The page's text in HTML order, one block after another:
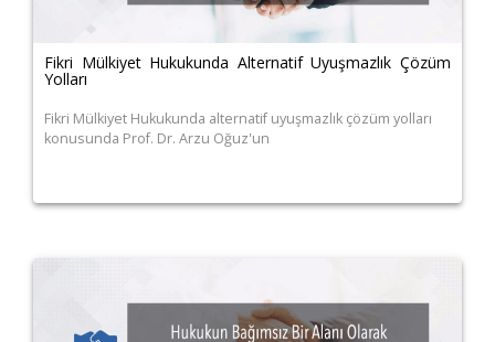
Fikri Mülkiyet Hukukunda Alternatif Uyuşmazlık Çözüm
Yolları
Fikri Mülkiyet Hukukunda alternatif uyuşmazlık çözüm yolları
konusunda Prof. Dr. Arzu Oğuz'un